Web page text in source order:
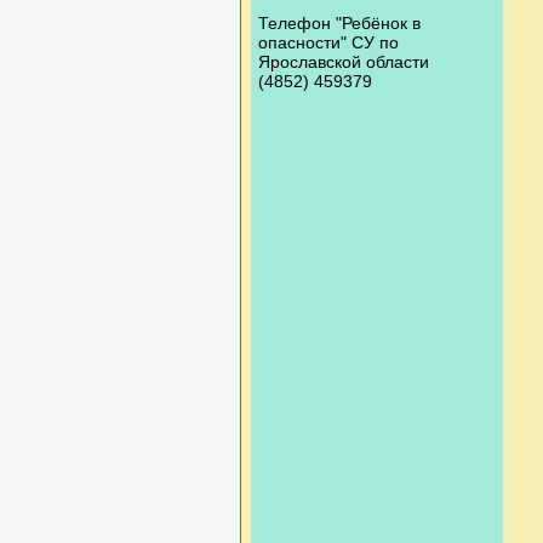
Телефон "Ребёнок в
опасности" СУ по
Ярославской области
(4852) 459379